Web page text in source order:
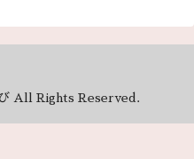
All Rights Reserved.